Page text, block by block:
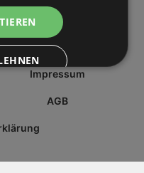
Impressum
AGB
BY COOKIESCRIPT